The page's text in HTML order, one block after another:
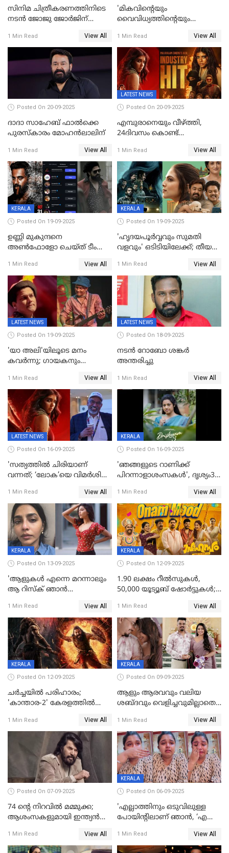
സിനിമ ചിത്രീകരണത്തിനിടെ
നടൻ ജോജു ജോർജിന്
പറമ്പോലും ഈ സമയം
1 Min Read View All
'മികവിന്റെയും
വൈവിധ്യത്തിന്റെയും
അഭിനന്ദിച്ച് പ്രധാനമന്ത്രി
1 Min Read View All
Posted On 20-09-2025
ദാദാ സാഹേബ് ഫാൽക്കെ
പുരസ്‌കാരം മോഹൻലാലിന്
1 Min Read View All
LATEST NEWS
Posted On 20-09-2025
എമ്പുരാനെയും വീഴ്ത്തി,
24ദിവസം കൊണ്ട്
ഇൻഡസ്ട്രി ഹിറ്റ്;
റെക്കോർഡുമായി ലോക
1 Min Read View All
KERALA
Posted On 19-09-2025
ഉണ്ണി മുകുന്ദനെ
അൺഫോളോ ചെയ്ത് ടീം
മാർക്കോയിൽ യാഷ്,
പൃഥ്വിരാജ്,
മമ്മുട്ടി,മോഹൻലാൽ..ചർച്ചകളുമായി
സൈബർലോകവും
1 Min Read View All
KERALA
Posted On 19-09-2025
'ഹൃദയപൂര്‍വ്വവും സുമതി
വളവും' ഒടിടിയിലേക്ക്; തീയതി
1 Min Read View All
LATEST NEWS
Posted On 19-09-2025
'യാ അലി'യിലൂടെ മനം
കവർന്നു; ഗായകനും
അന്തരിച്ചു
1 Min Read View All
LATEST NEWS
Posted On 18-09-2025
നടൻ റോബോ ശങ്കർ
അന്തരിച്ചു
1 Min Read View All
LATEST NEWS
Posted On 16-09-2025
'സത്യത്തിൽ ചിരിയാണ്
വന്നത്; ‘ലോക’യെ വിമർശിച്ച്
1 Min Read View All
KERALA
Posted On 16-09-2025
'ഞങ്ങളുടെ റാണിക്ക്
പിറന്നാളാശംസകൾ', ദൃശ്യം3-
പോസ്റ്റർ പുറത്തുവിട്ടു
1 Min Read View All
KERALA
Posted On 13-09-2025
'ആളുകള്‍ എന്നെ മറന്നാലും
ആ റിസ്ക് ഞാൻ
മനസിലായി, കടുത്ത
തീരുമാനവുമായി ഐശ്വര്യ
ലക്ഷ്മി
1 Min Read View All
KERALA
Posted On 12-09-2025
1.90 ലക്ഷം റീല്‍സുകള്‍,
50,000 യൂട്യൂബ് ഷോര്‍ട്ടുകള്‍;
ഹിറ്റായി ഓണം മൂഡ് ഗാനം
1 Min Read View All
KERALA
Posted On 12-09-2025
ചർച്ചയിൽ പരിഹാരം;
'കാന്താര-2' കേരളത്തിൽ
ഫിയോക്ക്
1 Min Read View All
KERALA
Posted On 09-09-2025
ആളും ആരവവും വലിയ
ശബ്ദവും വെളിച്ചവുമില്ലാതെ
വിവാഹിതയായെന്ന്‌ നടി ​
ഗ്രേസ് ആന്റണി
1 Min Read View All
Posted On 07-09-2025
74 ന്റെ നിറവിൽ മമ്മുക്ക;
ആശംസകളുമായി ഇന്ത്യൻ
1 Min Read View All
KERALA
Posted On 06-09-2025
'എല്ലാത്തിനും ഒടുവിലുള്ള
പോയിന്റിലാണ് ഞാൻ, ‘എന്‍റെ
സ്നേഹിച്ചയാള്‍ തന്നെ
വഞ്ചിച്ചുപോയി’, ലൈവ്
1 Min Read View All